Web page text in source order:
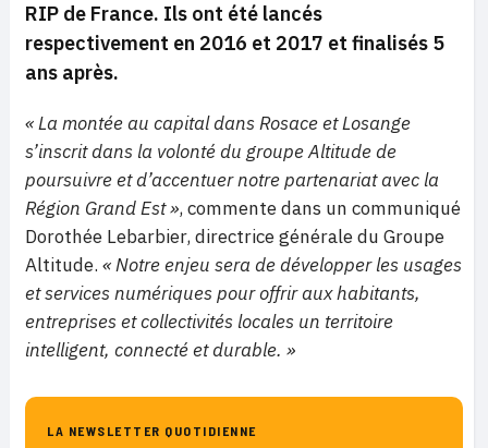
RIP de France. Ils ont été lancés
respectivement en 2016 et 2017 et finalisés 5
ans après.
« La montée au capital dans Rosace et Losange
s’inscrit dans la volonté du groupe Altitude de
poursuivre et d’accentuer notre partenariat avec la
Région Grand Est », commente dans un communiqué
Dorothée Lebarbier, directrice générale du Groupe
Altitude. « Notre enjeu sera de développer les usages
et services numériques pour offrir aux habitants,
entreprises et collectivités locales un territoire
intelligent, connecté et durable. »
LA NEWSLETTER QUOTIDIENNE